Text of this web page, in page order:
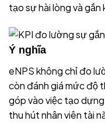
tạo sự hài lòng và gắn
Ý nghĩa
eNPS không chỉ đo
còn đánh giá mức độ
góp vào việc tạo
thu hút nhân viên tài